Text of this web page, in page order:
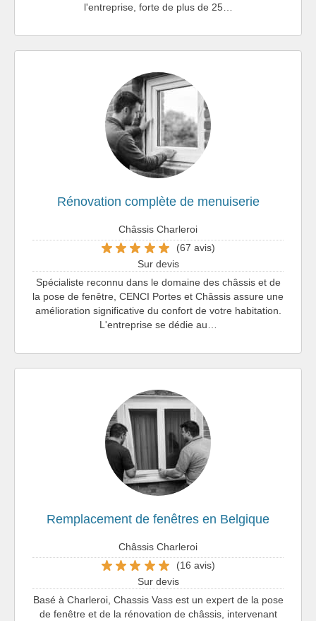
l'entreprise, forte de plus de 25…
Rénovation complète de menuiserie
Châssis Charleroi
(67 avis)
Sur devis
Spécialiste reconnu dans le domaine des châssis et de
la pose de fenêtre, CENCI Portes et Châssis assure une
amélioration significative du confort de votre habitation.
L'entreprise se dédie au…
Remplacement de fenêtres en Belgique
Châssis Charleroi
(16 avis)
Sur devis
Basé à Charleroi, Chassis Vass est un expert de la pose
de fenêtre et de la rénovation de châssis, intervenant